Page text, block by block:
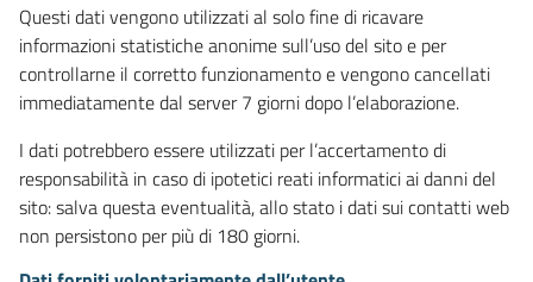
Questi dati vengono utilizzati al solo fine di ricavare
informazioni statistiche anonime sull’uso del sito e per
controllarne il corretto funzionamento e vengono cancellati
immediatamente dal server 7 giorni dopo l’elaborazione.
I dati potrebbero essere utilizzati per l’accertamento di
responsabilità in caso di ipotetici reati informatici ai danni del
sito: salva questa eventualità, allo stato i dati sui contatti web
non persistono per più di 180 giorni.